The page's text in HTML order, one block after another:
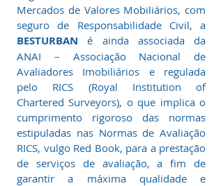
Mercados de Valores Mobiliários, com
seguro de Responsabilidade Civil, a
BESTURBANé ainda associada da
ANAI – Associação Nacional de
Avaliadores Imobiliários e regulada
pelo RICS (Royal Institution of
Chartered Surveyors), o que implica o
cumprimento rigoroso das normas
estipuladas nas Normas de Avaliação
RICS, vulgo Red Book, para a prestação
de serviços de avaliação, a fim de
garantir a máxima qualidade e